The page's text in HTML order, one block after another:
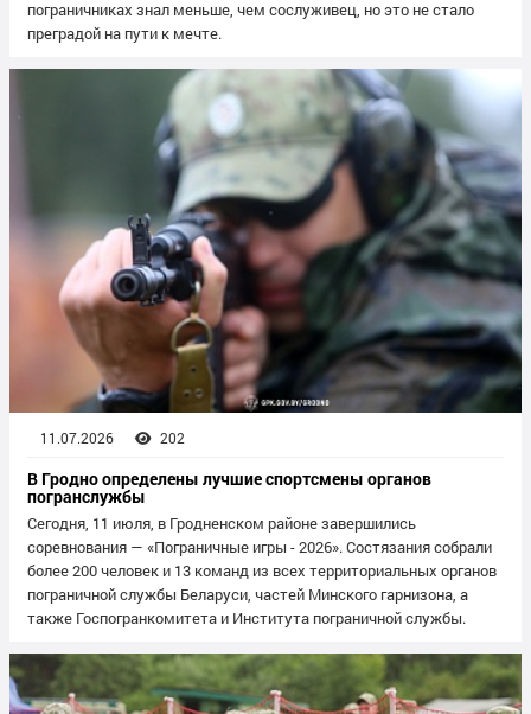
пограничниках знал меньше, чем сослуживец, но это не стало
преградой на пути к мечте.
11.07.2026 202
В Гродно определены лучшие спортсмены органов
погранслужбы
Сегодня, 11 июля, в Гродненском районе завершились
соревнования — «Пограничные игры - 2026». Состязания собрали
более 200 человек и 13 команд из всех территориальных органов
пограничной службы Беларуси, частей Минского гарнизона, а
также Госпогранкомитета и Института пограничной службы.